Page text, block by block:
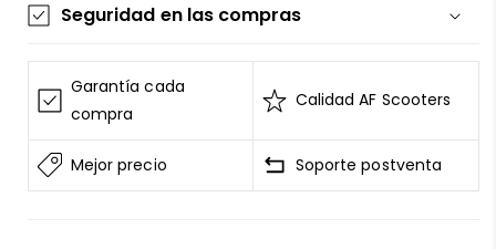
Seguridad en las compras
La información de las tarjetas se mantiene
segura y sin riesgos
AF SCOOTERS
sigue el Estándar de Seguridad de
Datos para la Industria de Tarjeta de Pago
Todos los datos están cifrados
AF SCOOTERSbajo ninguna circunstancia
Garantía cada
compra
Calidad AF Scooters
Mejor precio Soporte postventa